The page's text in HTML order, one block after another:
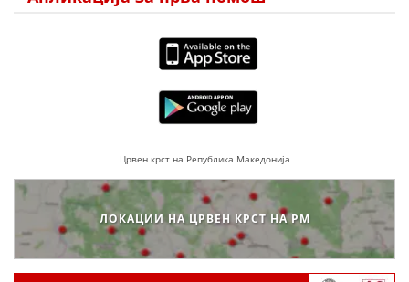
ФОРМУЛАРИ ЗА БАРАЊА
ЗДРАВСТВЕНО ПРЕВЕНТИВНА ДЕЈНОСТ
ИНФОРМАЦИИ ЗА БОЛЕСТИ
МЕНАЏМЕНТ НА ВОЛОНТЕРИ
Црвен крст на Република Македонија
ЛОКАЦИИ НА ЦРВЕН КРСТ НА РМ